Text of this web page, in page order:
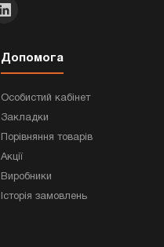
Допомога
Особистий кабінет
Закладки
Порівняння товарів
Акції
Виробники
Історія замовлень